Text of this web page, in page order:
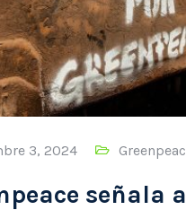
3, 2024
señala a